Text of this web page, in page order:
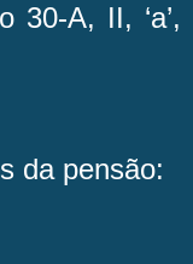
30-A, II, ‘a’,
da pensão: